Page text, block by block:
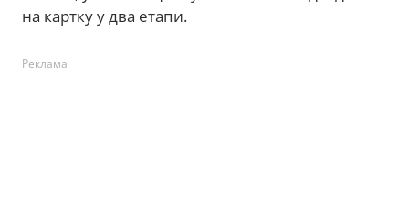
на картку у два етапи.
Реклама